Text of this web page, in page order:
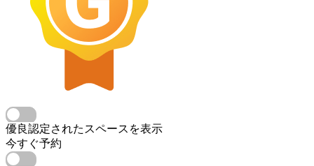
優良認定されたスペースを表示
今すぐ予約